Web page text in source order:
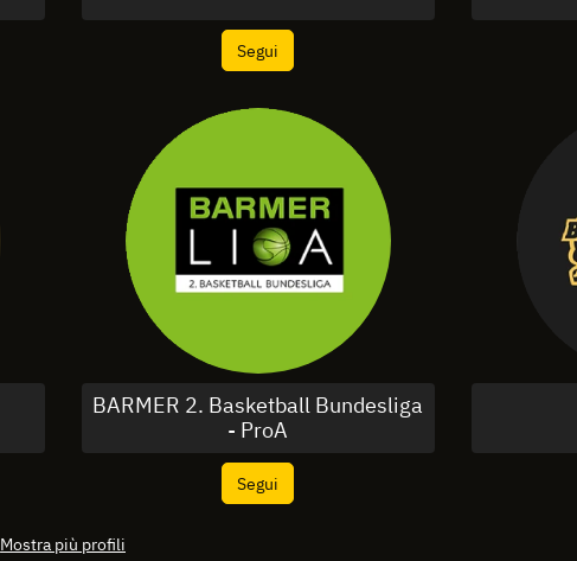
Segui
BARMER 2. Basketball Bundesliga
- ProA
Segui
Mostra più profili